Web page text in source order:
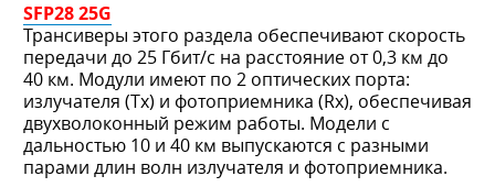
SFP28 25G
Трансиверы этого раздела обеспечивают скорость
передачи до 25 Гбит/с на расстояние от 0,3 км до
40 км. Модули имеют по 2 оптических порта:
излучателя (Tx) и фотоприемника (Rx), обеспечивая
двухволоконный режим работы. Модели с
дальностью 10 и 40 км выпускаются с разными
парами длин волн излучателя и фотоприемника.